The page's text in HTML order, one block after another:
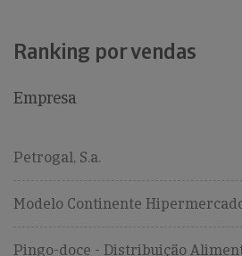
Ranking por vendas
Empresa
Petrogal, S.a.
Modelo Continente
Pingo-doce - Distribuição